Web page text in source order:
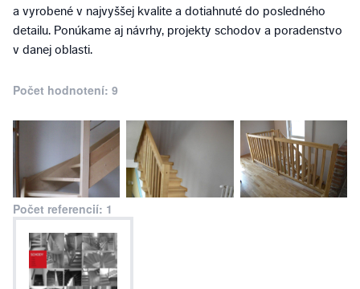
a vyrobené v najvyššej kvalite a dotiahnuté do posledného
detailu. Ponúkame aj návrhy, projekty schodov a poradenstvo
v danej oblasti.
Počet hodnotení: 9
Počet referencií: 1